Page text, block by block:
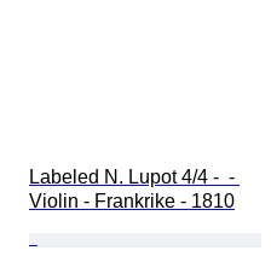
Labeled N. Lupot 4/4 -  -
Violin - Frankrike - 1810